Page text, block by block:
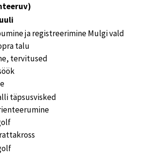
ja registreerimine Mulgi vald
talu
tervitused